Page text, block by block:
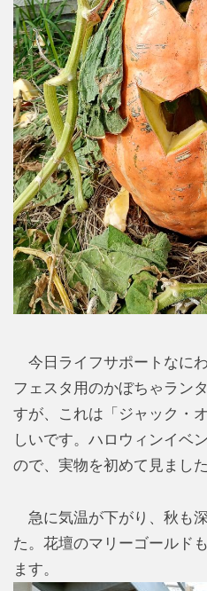
今日ライフサポートなに
フェスタ用のかぼちゃラン
すが、これは「ジャック・
しいです。ハロウィンイベ
ので、実物を初めて見ました
急に気温が下がり、秋も
た。花壇のマリーゴールド
ます。